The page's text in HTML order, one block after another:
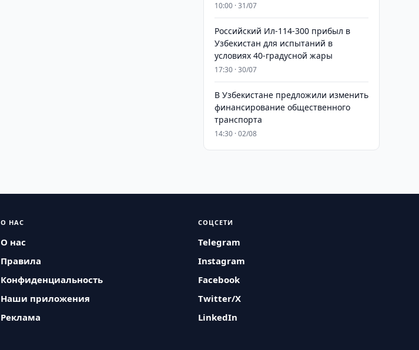
10:00 · 31/07
Российский Ил-114-300 прибыл в
Узбекистан для испытаний в
условиях 40-градусной жары
17:30 · 30/07
В Узбекистане предложили изменить
финансирование общественного
транспорта
14:30 · 02/08
О НАС
О нас
Правила
Конфиденциальность
Наши приложения
Реклама
СОЦСЕТИ
Telegram
Instagram
Facebook
Twitter/X
LinkedIn